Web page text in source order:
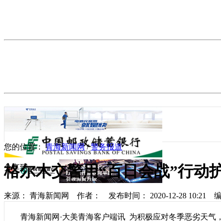
您的位置：青海新闻网/警务报道
分享到：
格尔木交警用“百日会战”行动
来源： 青海新闻网 作者： 发布时间： 2020-12-28 10:21
青海新闻网·大美青海客户端讯 为积极应对冬季恶劣天气